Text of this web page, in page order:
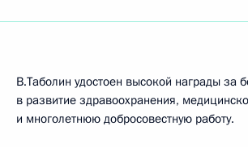
В.Таболин удостоен высокой награды за
в развитие здравоохранения,
и многолетнюю добросовестную работу.